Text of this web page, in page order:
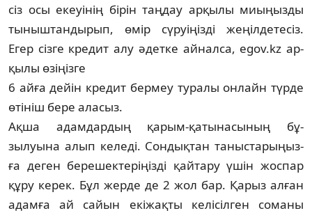
сіз осы екеуі­нің бірін таңдау арқылы миыңызды
ты­ныш­тандырып, өмір сүруіңізді жеңілдетесіз.
Егер сізге кредит алу әдетке айналса, egov.kz ар­
қы­лы өзіңізге
6 айға дейін кредит бермеу туралы онлайн түрде
өтініш бере аласыз.
Ақша адамдардың қарым-қатынасының бұ­
зылуына алып келеді. Сондықтан таныс­тарыңыз­
ға деген берешектеріңізді қайтару үшін жоспар
құру керек. Бұл жерде де 2 жол бар. Қарыз алған
адамға ай сайын екіжақты келі­сілген соманы